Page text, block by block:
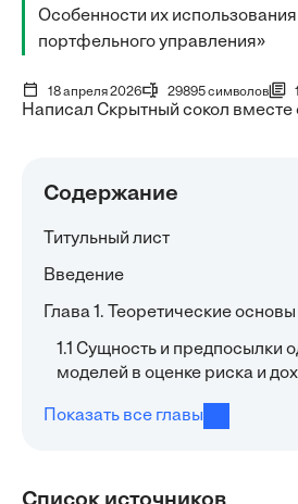
Особенности их использования
портфельного управления»
18 апреля 2026 29895 символов
Написал Скрытный сокол вместе
Содержание
Титульный лист
Введение
Глава 1. Теоретические
1.1 Сущность и предпосылки
моделей в оценке риска и
Показать все главы